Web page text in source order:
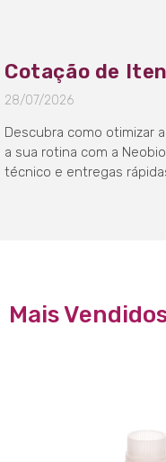
Cotação de
28/07/2026
Descubra como otimizar
a sua rotina com a
técnico e entregas
Mais